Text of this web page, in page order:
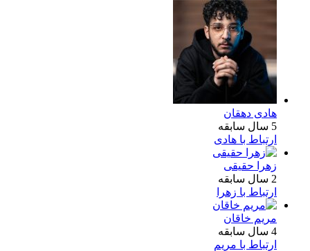
هادی دهقان
5 سال سابقه
ارتباط با هادی
زهرا حقیقی
2 سال سابقه
ارتباط با زهرا
مریم خاقان
4 سال سابقه
ارتباط با مریم